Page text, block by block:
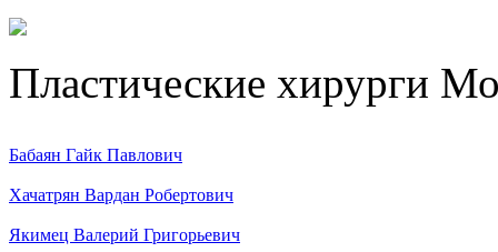
Пластические хирурги
Бабаян Гайк Павлович
Хачатрян Вардан Робертович
Якимец Валерий Григорьевич